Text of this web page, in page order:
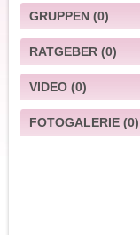
GRUPPEN(0)
RATGEBER(0)
VIDEO(0)
FOTOGALERIE(0)